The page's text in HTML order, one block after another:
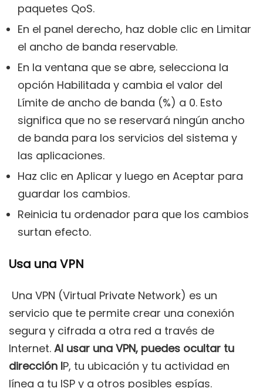
paquetes QoS.
En el panel derecho, haz doble clic en Limitar
el ancho de banda reservable.
En la ventana que se abre, selecciona la
opción Habilitada y cambia el valor del
Límite de ancho de banda (%) a 0. Esto
significa que no se reservará ningún ancho
de banda para los servicios del sistema y
las aplicaciones.
Haz clic en Aplicar y luego en Aceptar para
guardar los cambios.
Reinicia tu ordenador para que los cambios
surtan efecto.
Usa una VPN
Una VPN (Virtual Private Network) es un
servicio que te permite crear una conexión
segura y cifrada a otra red a través de
Internet. Al usar una VPN, puedes ocultar tu
dirección IP, tu ubicación y tu actividad en
línea a tu ISP y a otros posibles espías.